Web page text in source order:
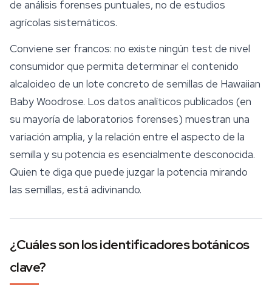
de análisis forenses puntuales, no de estudios
agrícolas sistemáticos.
Conviene ser francos: no existe ningún test de nivel
consumidor que permita determinar el contenido
alcaloideo de un lote concreto de semillas de Hawaiian
Baby Woodrose. Los datos analíticos publicados (en
su mayoría de laboratorios forenses) muestran una
variación amplia, y la relación entre el aspecto de la
semilla y su potencia es esencialmente desconocida.
Quien te diga que puede juzgar la potencia mirando
las semillas, está adivinando.
¿Cuáles son los identificadores botánicos
clave?